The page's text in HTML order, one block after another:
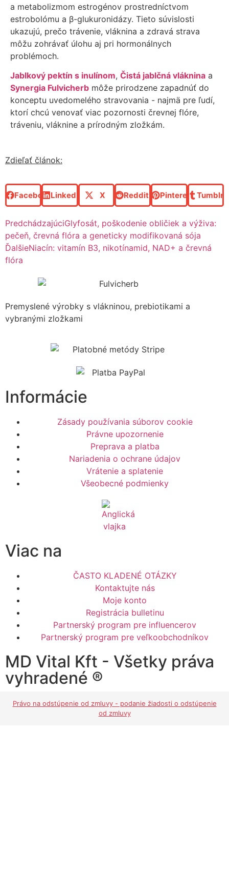
a metabolizmom estrogénov prostredníctvom
estrobolómu a β-glukuronidázy. Tieto súvislosti
ukazujú, prečo trávenie, vláknina a zdravá strava
môžu zohrávať úlohu aj pri hormonálnych
problémoch.
Jablkový pektín s inulínom, Čistá jablčná vláknina a
Synergia Fulvicherb môže prirodzene zapadnúť do
konceptu uvedomelého stravovania - najmä pre ľudí,
ktorí chcú venovať viac pozornosti črevnej flóre,
tráveniu, vláknine a prírodným zložkám.
Zdieľať článok:
FacebookLinkedIn X Reddit Pinterest Tumblr
PredchádzajúciGlyfosát, poškodenie obličiek a výživa:
pečeň, črevná flóra a geneticky modifikovaná sója
ĎalšieNiacín: vitamín B3, nikotínamid, NAD+ a črevná
flóra
Premyslené výrobky s vlákninou, prebiotikami a
vybranými zložkami
Informácie
Zásady používania súborov cookie
Právne upozornenie
Preprava a platba
Nariadenia o ochrane údajov
Vrátenie a splatenie
Všeobecné podmienky
Viac na
ČASTO KLADENÉ OTÁZKY
Kontaktujte nás
Moje konto
Registrácia bulletinu
Partnerský program pre influencerov
Partnerský program pre veľkoobchodníkov
MD Vital Kft - Všetky práva
vyhradené ®
Právo na odstúpenie od zmluvy - podanie žiadosti o odstúpenie
od zmluvy